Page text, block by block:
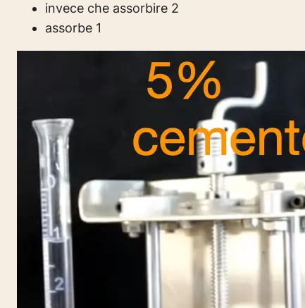
invece che assorbire 2
assorbe 1